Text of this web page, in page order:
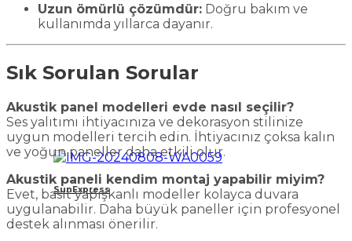
SunExpress
Uzun ömürlü çözümdür: Doğru bakım ve
kullanımda yıllarca dayanır.
Sık Sorulan Sorular
Akustik panel modelleri evde nasıl seçilir?
Ses yalıtımı ihtiyacınıza ve dekorasyon stilinize
uygun modelleri tercih edin. İhtiyacınız çoksa kalın
ve yoğun paneller daha etkili olur.
Akustik paneli kendim montaj yapabilir miyim?
Evet, basit yapışkanlı modeller kolayca duvara
uygulanabilir. Daha büyük paneller için profesyonel
destek alınması önerilir.